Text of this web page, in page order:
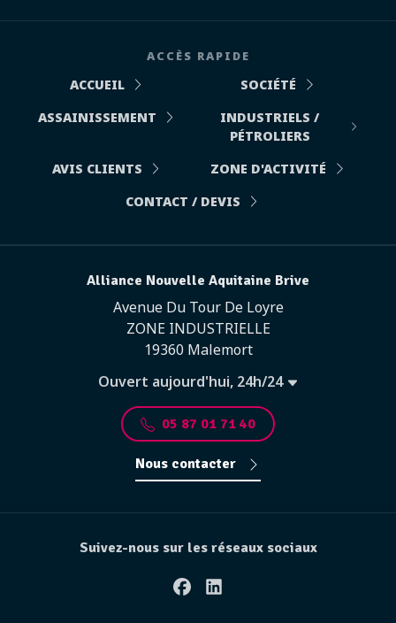
ACCÈS RAPIDE
ACCUEIL
SOCIÉTÉ
ASSAINISSEMENT
INDUSTRIELS /
PÉTROLIERS
AVIS CLIENTS
ZONE D'ACTIVITÉ
CONTACT / DEVIS
Alliance Nouvelle Aquitaine Brive
Avenue Du Tour De Loyre
ZONE INDUSTRIELLE
19360 Malemort
Ouvert aujourd'hui, 24h/24
05 87 01 71 40
Nous contacter
Suivez-nous sur les réseaux sociaux
FacebookLinkedin